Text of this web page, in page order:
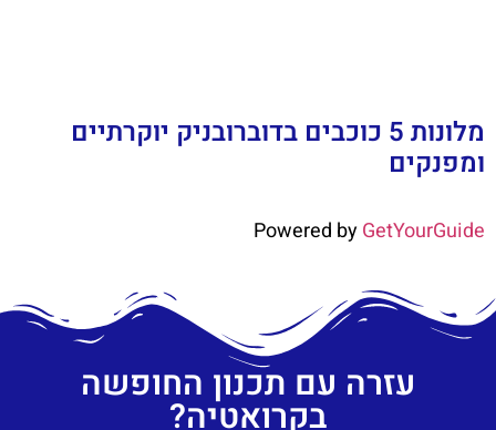
מלונות 5 כוכבים בדוברובניק יוקרתיים
ומפנקים
Powered byGetYourGuide
עזרה עם תכנון החופשה
בקרואטיה?